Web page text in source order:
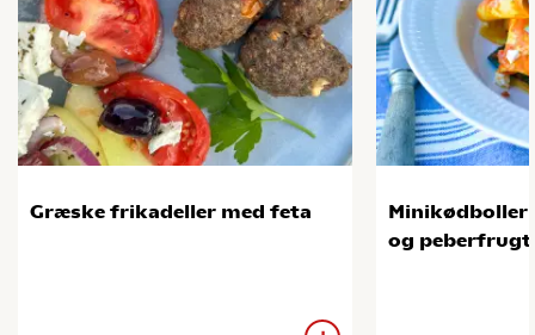
Græske frikadeller med feta
Minikødboller
og